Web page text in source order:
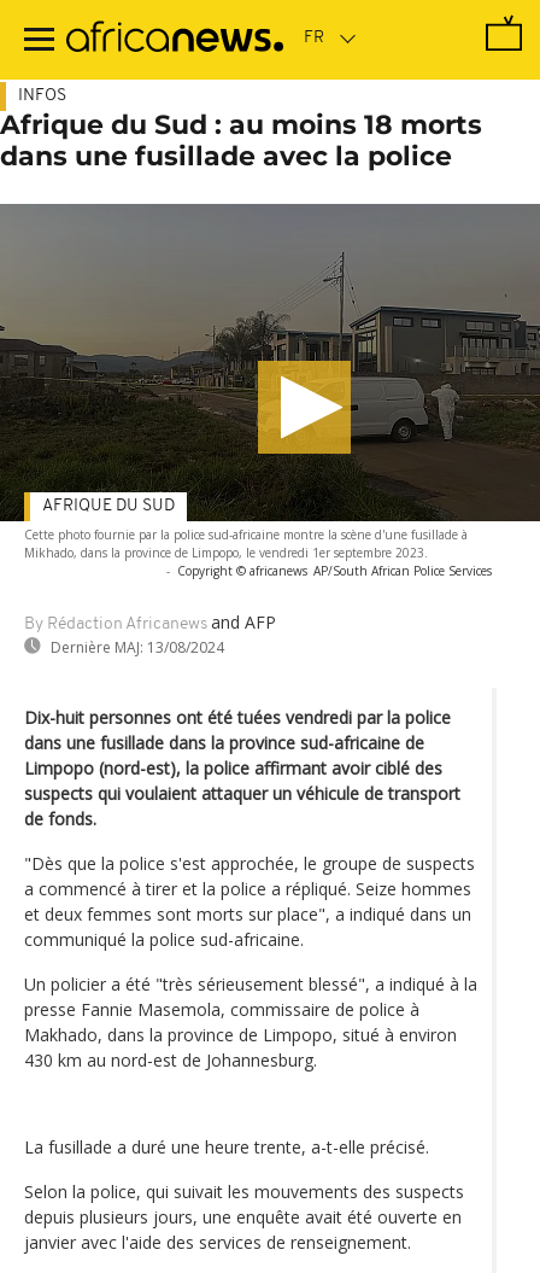
contenu
INFOS
Afrique du Sud : au moins 18 morts
dans une fusillade avec la police
Cette photo fournie par la police sud-africaine montre la scène d'une fusillade à
Mikhado, dans la province de Limpopo, le vendredi 1er septembre 2023.
- Copyright © africanews AP/South African Police Services
By Rédaction Africanews and AFP
Dernière MAJ: 13/08/2024
AFRIQUE DU SUD
Dix-huit personnes ont été tuées vendredi par la police
dans une fusillade dans la province sud-africaine de
Limpopo (nord-est), la police affirmant avoir ciblé des
suspects qui voulaient attaquer un véhicule de transport
de fonds.
"Dès que la police s'est approchée, le groupe de suspects
a commencé à tirer et la police a répliqué. Seize hommes
et deux femmes sont morts sur place", a indiqué dans un
communiqué la police sud-africaine.
Un policier a été "très sérieusement blessé", a indiqué à la
presse Fannie Masemola, commissaire de police à
Makhado, dans la province de Limpopo, situé à environ
430 km au nord-est de Johannesburg.
La fusillade a duré une heure trente, a-t-elle précisé.
Selon la police, qui suivait les mouvements des suspects
depuis plusieurs jours, une enquête avait été ouverte en
janvier avec l'aide des services de renseignement.